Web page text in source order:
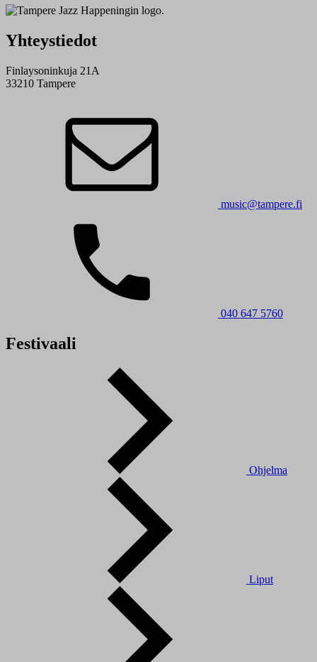
Yhteystiedot
Finlaysoninkuja 21A
33210 Tampere
music@tampere.fi
040 647 5760
Festivaali
Ohjelma
Liput